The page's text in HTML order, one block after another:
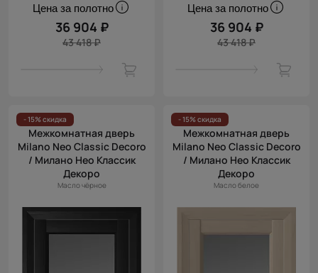
Цена за полотно
36 904 ₽
43 418 ₽
Цена за полотно
36 904 ₽
43 418 ₽
- 15% скидка
Межкомнатная дверь
Milano Neo Classic Decoro
/ Милано Нео Классик
Декоро
Масло чёрное
- 15% скидка
Межкомнатная дверь
Milano Neo Classic Decoro
/ Милано Нео Классик
Декоро
Масло белое